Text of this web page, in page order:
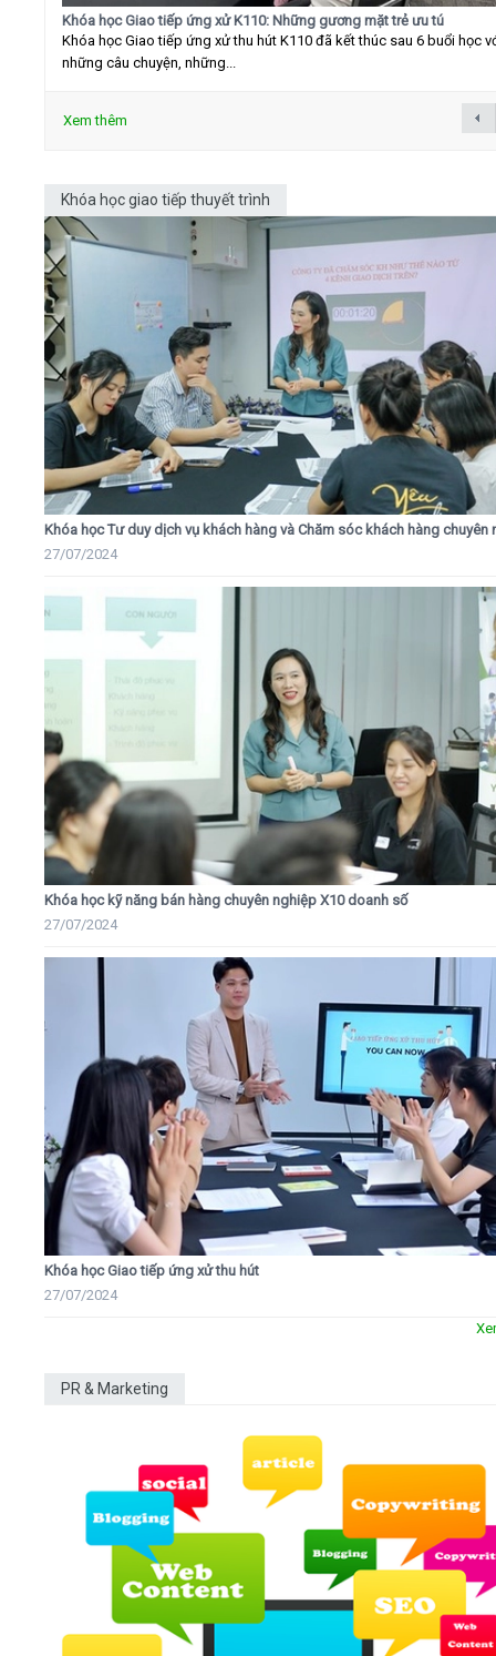
Khóa học Giao tiếp ứng xử K110: Những gương mặt trẻ ưu tú
Khóa học Giao tiếp ứng xử thu hút K110 đã kết thúc sau 6 buổi học
những câu chuyện, những...
Xem thêm
Khóa học giao tiếp thuyết trình
Khóa học Tư duy dịch vụ khách hàng và Chăm sóc khách hàng chuyên
27/07/2024
Khóa học kỹ năng bán hàng chuyên nghiệp X10 doanh số
27/07/2024
Khóa học Giao tiếp ứng xử thu hút
27/07/2024
PR & Marketing